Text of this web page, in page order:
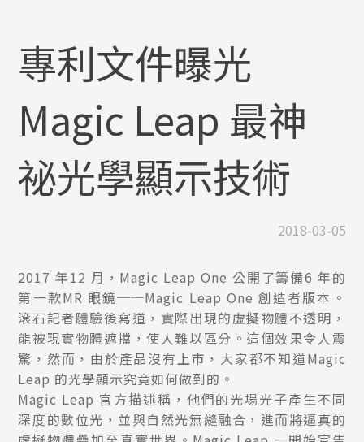
專利文件曝光
Magic Leap 最神
祕光學顯示技術
2018-03-05
2017 年12 月，Magic Leap One 公開了籌備6 年的
第一款MR 眼鏡──Magic Leap One 創造者版本。
滾石記者體驗後寫道，實際出現的虛擬物體不透明，
能被現實物體遮擋，使人難以區分。這個效果令人震
驚，然而，由於產品沒有上市，大家都不知道Magic
Leap 的光學顯示究竟如何做到的。
Magic Leap 官方描述稱，他們的光場光子產生不同
深度的數位光，並與自然光無縫融合，進而將逼真的